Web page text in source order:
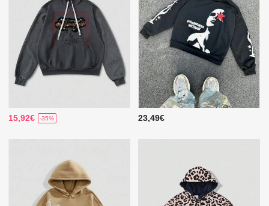
15,92€ -35% 23,49€